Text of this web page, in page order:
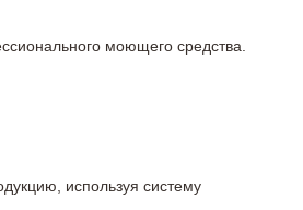
моющего средства.
используя систему